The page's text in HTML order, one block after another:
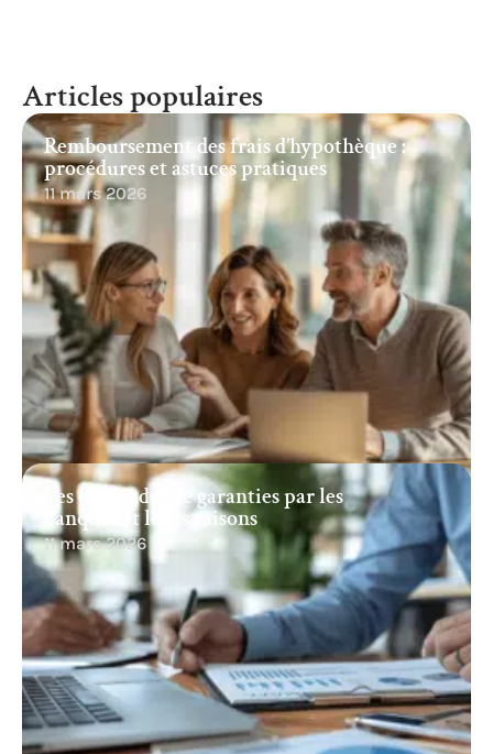
Articles populaires
Remboursement des frais d’hypothèque :
procédures et astuces pratiques
11 mars 2026
Les demandes de garanties par les
banques et leurs raisons
11 mars 2026